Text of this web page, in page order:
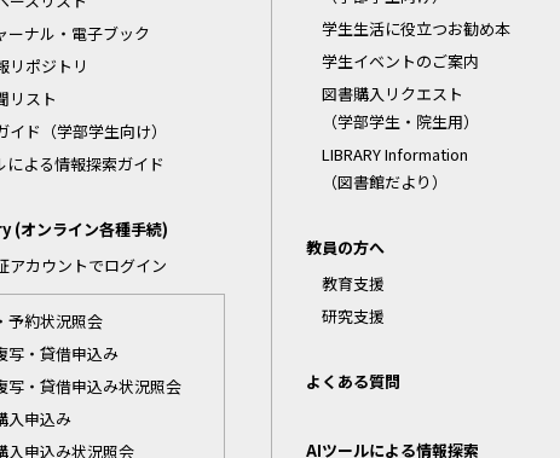
ーナル・電子ブック
リポジトリ
リスト
イド（学部学生向け）
による情報探索ガイド
(オンライン各種手続)
アカウントでログイン
予約状況照会
写・貸借申込み
写・貸借申込み状況照会
入申込み
入申込み状況照会
学生生活に役立つお勧め本
学生イベントのご案内
図書購入リクエスト
（学部学生・院生用）
LIBRARY Information
（図書館だより）
教員の方へ
教育支援
研究支援
よくある質問
AIツールによる情報探索